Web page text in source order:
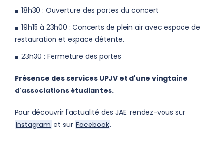
18h30 : Ouverture des portes du concert
19h15 à 23h00 : Concerts de plein air avec espace de
restauration et espace détente.
23h30 : Fermeture des portes
Présence des services UPJV et d'une vingtaine
d'associations étudiantes.
Pour découvrir l'actualité des JAE, rendez-vous sur
Instagram et sur Facebook.